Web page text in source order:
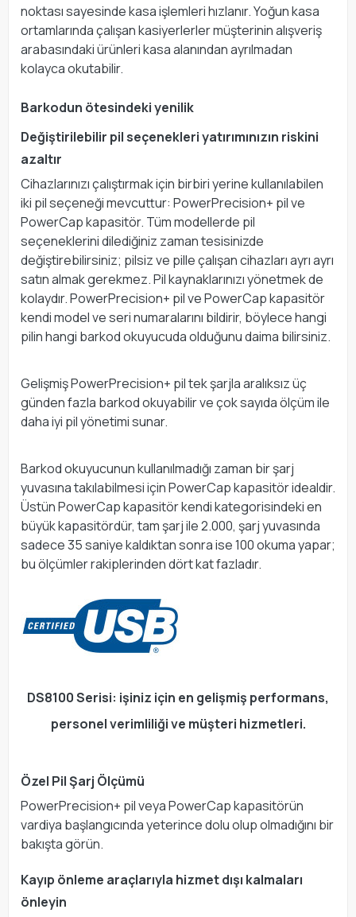
noktası sayesinde kasa işlemleri hızlanır. Yoğun kasa
ortamlarında çalışan kasiyerlerler müşterinin alışveriş
arabasındaki ürünleri kasa alanından ayrılmadan
kolayca okutabilir.
Barkodun ötesindeki yenilik
Değiştirilebilir pil seçenekleri yatırımınızın riskini
azaltır
Cihazlarınızı çalıştırmak için birbiri yerine kullanılabilen
iki pil seçeneği mevcuttur: PowerPrecision+ pil ve
PowerCap kapasitör. Tüm modellerde pil
seçeneklerini dilediğiniz zaman tesisinizde
değiştirebilirsiniz; pilsiz ve pille çalışan cihazları ayrı ayrı
satın almak gerekmez. Pil kaynaklarınızı yönetmek de
kolaydır. PowerPrecision+ pil ve PowerCap kapasitör
kendi model ve seri numaralarını bildirir, böylece hangi
pilin hangi barkod okuyucuda olduğunu daima bilirsiniz.
Gelişmiş PowerPrecision+ pil tek şarjla aralıksız üç
günden fazla barkod okuyabilir ve çok sayıda ölçüm ile
daha iyi pil yönetimi sunar.
Barkod okuyucunun kullanılmadığı zaman bir şarj
yuvasına takılabilmesi için PowerCap kapasitör idealdir.
Üstün PowerCap kapasitör kendi kategorisindeki en
büyük kapasitördür, tam şarj ile 2.000, şarj yuvasında
sadece 35 saniye kaldıktan sonra ise 100 okuma yapar;
bu ölçümler rakiplerinden dört kat fazladır.
DS8100 Serisi: işiniz için en gelişmiş performans,
personel verimliliği ve müşteri hizmetleri.
Özel Pil Şarj Ölçümü
PowerPrecision+ pil veya PowerCap kapasitörün
vardiya başlangıcında yeterince dolu olup olmadığını bir
bakışta görün.
Kayıp önleme araçlarıyla hizmet dışı kalmaları
önleyin